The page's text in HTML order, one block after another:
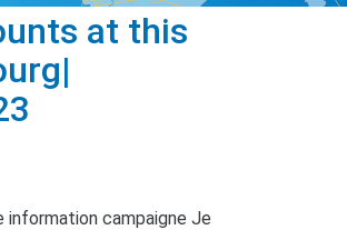
at this
information campaigne Je